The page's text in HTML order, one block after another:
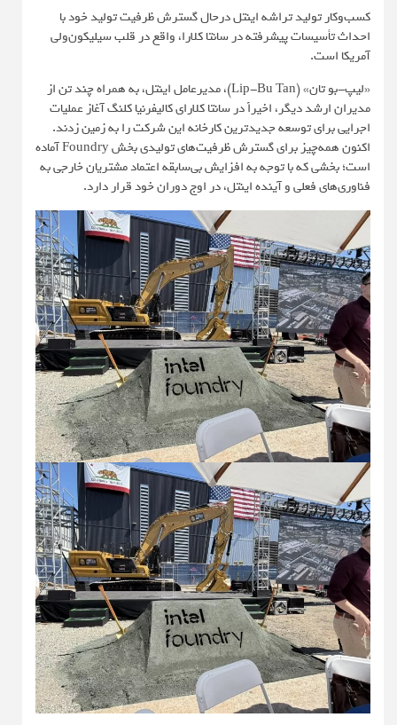
کسب‌وکار تولید تراشه اینتل درحال گسترش ظرفیت تولید خود با
احداث تأسیسات پیشرفته در سانتا کلارا، واقع در قلب سیلیکون‌ولی
آمریکا است.
«لیپ-بو تان» (Lip-Bu Tan)، مدیرعامل اینتل، به همراه چند تن از
مدیران ارشد دیگر، اخیراً در سانتا کلارای کالیفرنیا کلنگ آغاز عملیات
اجرایی برای توسعه جدیدترین کارخانه‌ این شرکت را به زمین زدند.
اکنون همه‌چیز برای گسترش ظرفیت‌های تولیدی بخش Foundry آماده
است؛ بخشی که با توجه به افزایش بی‌سابقه اعتماد مشتریان خارجی به
فناوری‌های فعلی و آینده اینتل، در اوج دوران خود قرار دارد.